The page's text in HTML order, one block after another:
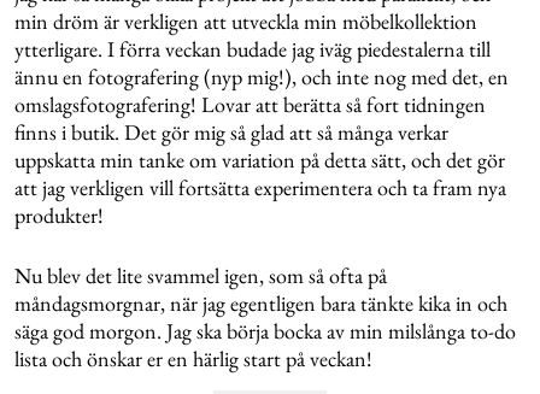
min dröm är verkligen att utveckla min möbelkollektion
ytterligare. I förra veckan budade jag iväg piedestalerna till
ännu en fotografering (nyp mig!), och inte nog med det, en
omslagsfotografering! Lovar att berätta så fort tidningen
finns i butik. Det gör mig så glad att så många verkar
uppskatta min tanke om variation på detta sätt, och det gör
att jag verkligen vill fortsätta experimentera och ta fram nya
produkter!
Nu blev det lite svammel igen, som så ofta på
måndagsmorgnar, när jag egentligen bara tänkte kika in och
säga god morgon. Jag ska börja bocka av min milslånga to-do
lista och önskar er en härlig start på veckan!